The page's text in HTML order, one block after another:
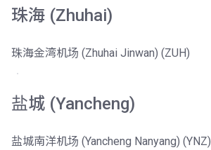
珠海 (Zhuhai)
珠海金湾机场 (Zhuhai Jinwan) (ZUH)
盐城 (Yancheng)
盐城南洋机场 (Yancheng Nanyang) (YNZ)